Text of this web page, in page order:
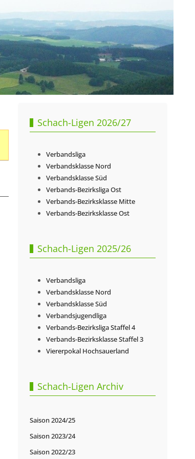
Schach-Ligen 2026/27
Verbandsliga
Verbandsklasse Nord
Verbandsklasse Süd
Verbands-Bezirksliga Ost
Verbands-Bezirksklasse Mitte
Verbands-Bezirksklasse Ost
Schach-Ligen 2025/26
Verbandsliga
Verbandsklasse Nord
Verbandsklasse Süd
Verbandsjugendliga
Verbands-Bezirksliga Staffel 4
Verbands-Bezirksklasse Staffel 3
Viererpokal Hochsauerland
Schach-Ligen Archiv
Saison 2024/25
Saison 2023/24
Saison 2022/23